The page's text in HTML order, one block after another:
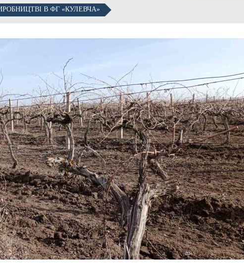
В ФГ «КУЛЕВЧА»